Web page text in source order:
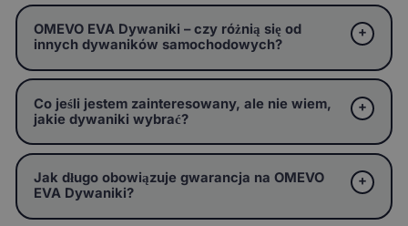
OMEVO EVA Dywaniki – czy różnią się od
innych dywaników samochodowych?
Co jeśli jestem zainteresowany, ale nie wiem,
jakie dywaniki wybrać?
Jak długo obowiązuje gwarancja na OMEVO
EVA Dywaniki?